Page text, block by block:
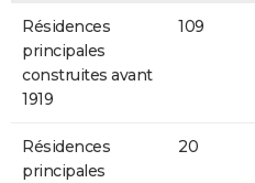
Résidences
principales
construites avant
1919
109
Résidences
principales
20